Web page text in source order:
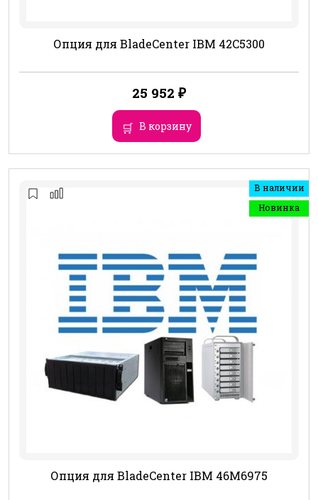
Опция для BladeCenter IBM 42C5300
25 952 ₽
В корзину
В наличии
Новинка
Опция для BladeCenter IBM 46M6975